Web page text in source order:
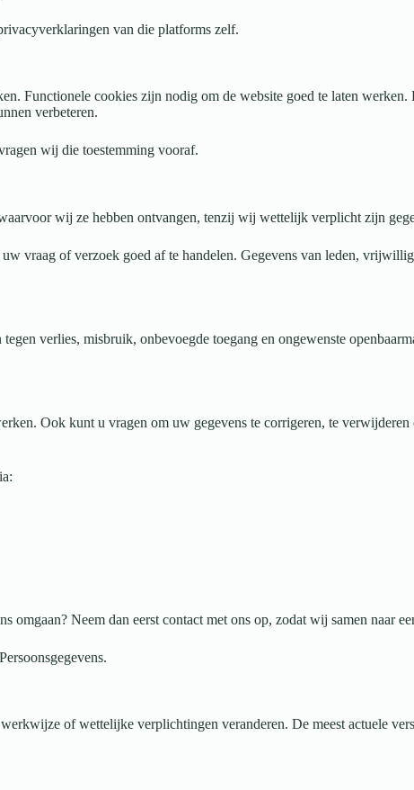
van die platforms zelf.
Functionele cookies zijn nodig om de website goed te laten
verbeteren.
wij die toestemming vooraf.
wij ze hebben ontvangen, tenzij wij wettelijk verplicht zijn
vraag of verzoek goed af te handelen. Gegevens van leden,
verlies, misbruik, onbevoegde toegang en ongewenste
Ook kunt u vragen om uw gegevens te corrigeren, te
Neem dan eerst contact met ons op, zodat wij samen naar
of wettelijke verplichtingen veranderen. De meest actuele